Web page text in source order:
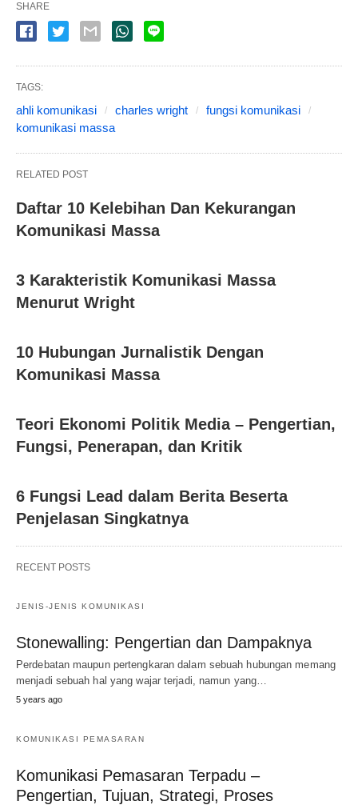
SHARE
TAGS:
ahli komunikasi charles wright
fungsi komunikasi
komunikasi massa
RELATED POST
Daftar 10 Kelebihan Dan Kekurangan
Komunikasi Massa
3 Karakteristik Komunikasi Massa
Menurut Wright
10 Hubungan Jurnalistik Dengan
Komunikasi Massa
Teori Ekonomi Politik Media – Pengertian,
Fungsi, Penerapan, dan Kritik
6 Fungsi Lead dalam Berita Beserta
Penjelasan Singkatnya
RECENT POSTS
JENIS-JENIS KOMUNIKASI
Stonewalling: Pengertian dan Dampaknya
Perdebatan maupun pertengkaran dalam sebuah hubungan memang
menjadi sebuah hal yang wajar terjadi, namun yang…
5 years ago
KOMUNIKASI PEMASARAN
Komunikasi Pemasaran Terpadu –
Pengertian, Tujuan, Strategi, Proses